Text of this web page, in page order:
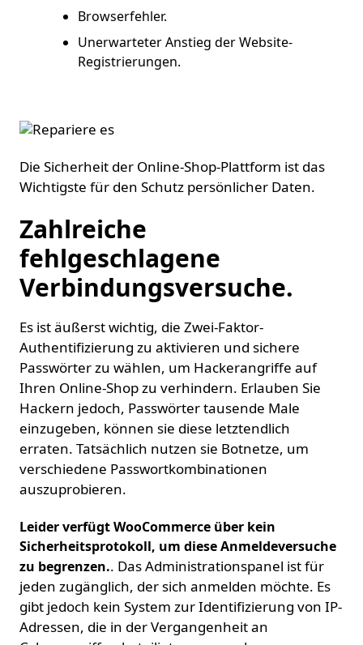
Browserfehler.
Unerwarteter Anstieg der Website-
Registrierungen.
Die Sicherheit der Online-Shop-Plattform ist das
Wichtigste für den Schutz persönlicher Daten.
Zahlreiche
fehlgeschlagene
Verbindungsversuche.
Es ist äußerst wichtig, die Zwei-Faktor-
Authentifizierung zu aktivieren und sichere
Passwörter zu wählen, um Hackerangriffe auf
Ihren Online-Shop zu verhindern. Erlauben Sie
Hackern jedoch, Passwörter tausende Male
einzugeben, können sie diese letztendlich
erraten. Tatsächlich nutzen sie Botnetze, um
verschiedene Passwortkombinationen
auszuprobieren.
Leider verfügt WooCommerce über kein
Sicherheitsprotokoll, um diese Anmeldeversuche
zu begrenzen.. Das Administrationspanel ist für
jeden zugänglich, der sich anmelden möchte. Es
gibt jedoch kein System zur Identifizierung von IP-
Adressen, die in der Vergangenheit an